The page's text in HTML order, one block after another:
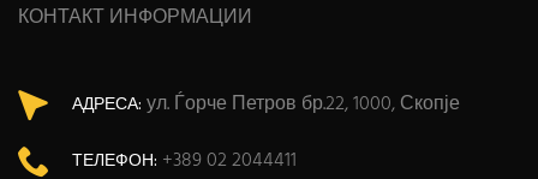
КОНТАКТ ИНФОРМАЦИИ
АДРЕСА: ул. Ѓорче Петров бр.22, 1000, Скопје
ТЕЛЕФОН: +389 02 2044411